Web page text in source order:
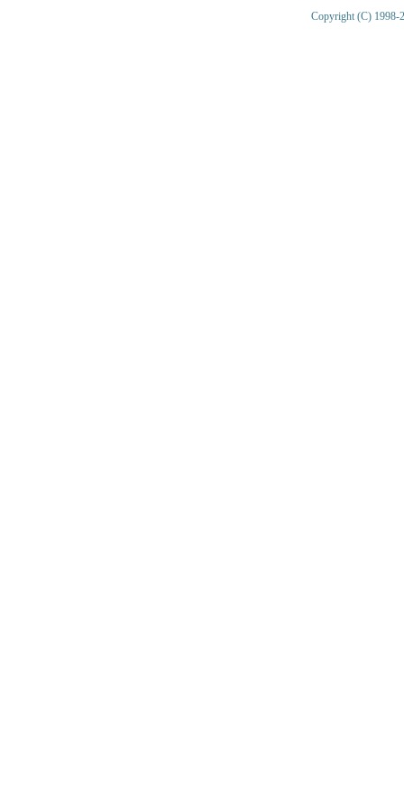
Copyright (C) 1998-